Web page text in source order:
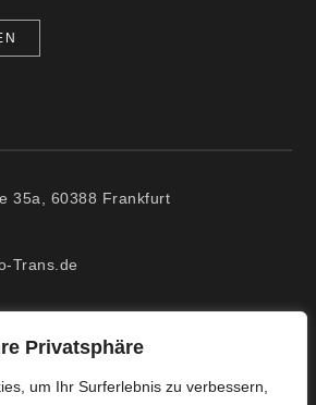
Privatsphäre
um Ihr Surferlebnis zu verbessern,
35a, 60388 Frankfurt
Trans.de